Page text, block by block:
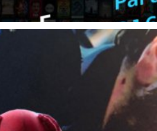
หม่ “ปัญหาโลกแตก มิสเตริ
from Home คงเริ่มได้เก็บราย
เลยต่างออกมาแสดงความคิดเห็น
ล่า? https://www.reddit.com/r/